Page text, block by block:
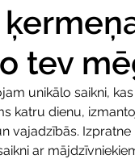
tev
unikālo saikni,
katru dienu,
vajadzībās.
ar